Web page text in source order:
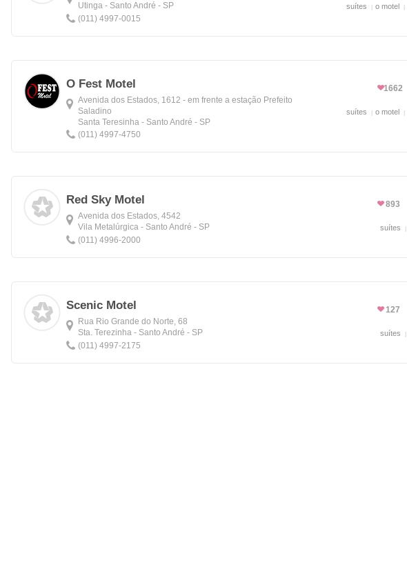
Utinga - Santo André - SP
(011) 4997-0015
suítes o motel
O Fest Motel
Avenida dos Estados, 1612 - em frente a estação Prefeito
Saladino
Santa Teresinha - Santo André - SP
(011) 4997-4750
1662
suítes o motel
Red Sky Motel
Avenida dos Estados, 4542
Vila Metalúrgica - Santo André - SP
(011) 4996-2000
893
suítes
Scenic Motel
Rua Rio Grande do Norte, 68
Sta. Terezinha - Santo André - SP
(011) 4997-2175
127
suítes